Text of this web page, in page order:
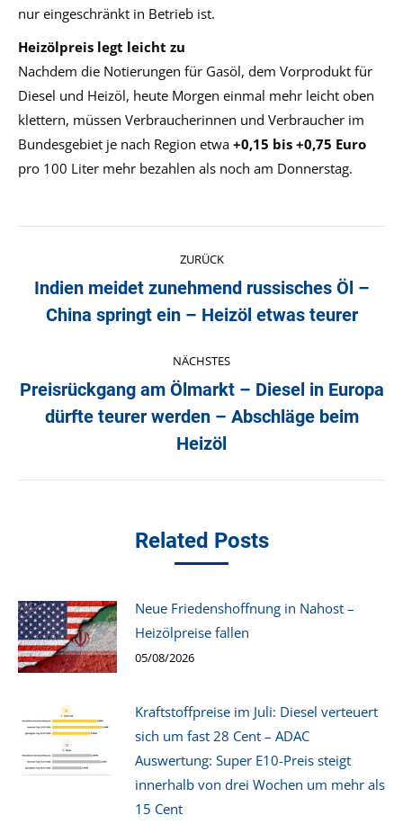
nur eingeschränkt in Betrieb ist.
Heizölpreis legt leicht zu
Nachdem die Notierungen für Gasöl, dem Vorprodukt für
Diesel und Heizöl, heute Morgen einmal mehr leicht oben
klettern, müssen Verbraucherinnen und Verbraucher im
Bundesgebiet je nach Region etwa +0,15 bis +0,75 Euro
pro 100 Liter mehr bezahlen als noch am Donnerstag.
Kommentarnavigation
ZURÜCK
Vorheriger
Beitrag:
Indien meidet zunehmend russisches Öl –
China springt ein – Heizöl etwas teurer
NÄCHSTES
Nächster
Beitrag:
Preisrückgang am Ölmarkt – Diesel in Europa
dürfte teurer werden – Abschläge beim
Heizöl
Related Posts
Neue Friedenshoffnung in Nahost –
Heizölpreise fallen
05/08/2026
Kraftstoffpreise im Juli: Diesel verteuert
sich um fast 28 Cent – ADAC
Auswertung: Super E10-Preis steigt
innerhalb von drei Wochen um mehr als
15 Cent